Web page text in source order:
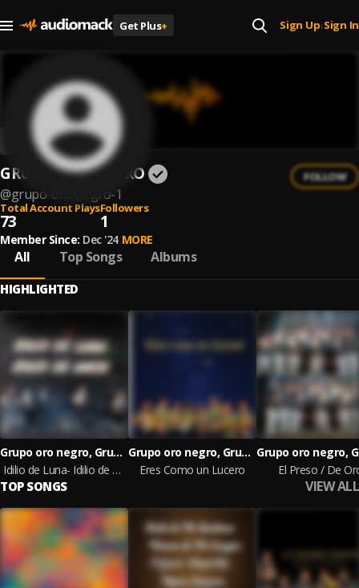
Get Plus+ Sign Up| Sign In
GRUPO ORO NEGRO
@grupo-oro-negro-1
FOLLOW
Total Account Plays
73
Followers
1
Member Since: Dec '24 MORE
All Top Songs Albums
HIGHLIGHTED
Grupo oro negro, Grupo Fantasía & Son Fiestero
Idilio de Luna- Idilio de Amor
Grupo oro negro, Grupo Fantasía & Son Fiestero
Eres Como un Lucero
El Preso / De
TOP SONGS VIEW ALL